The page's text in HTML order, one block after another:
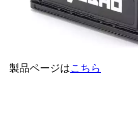
製品ページはこちら